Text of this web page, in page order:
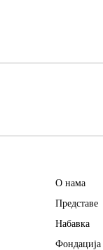
О нама
Представе
Набавка
Фондација